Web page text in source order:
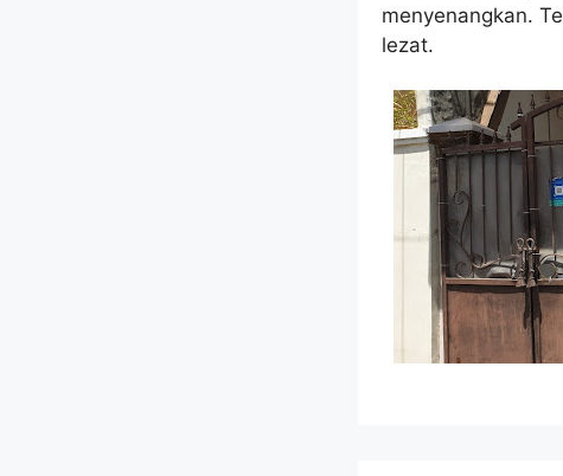
menyenangkan.
lezat.